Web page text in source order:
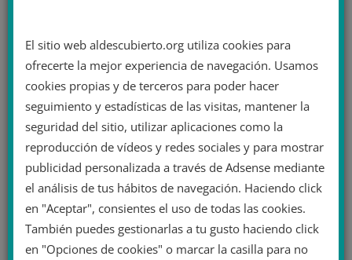
El sitio web aldescubierto.org utiliza cookies para
ofrecerte la mejor experiencia de navegación. Usamos
cookies propias y de terceros para poder hacer
seguimiento y estadísticas de las visitas, mantener la
seguridad del sitio, utilizar aplicaciones como la
reproducción de vídeos y redes sociales y para mostrar
publicidad personalizada a través de Adsense mediante
el análisis de tus hábitos de navegación. Haciendo click
en "Aceptar", consientes el uso de todas las cookies.
También puedes gestionarlas a tu gusto haciendo click
en "Opciones de cookies" o marcar la casilla para no